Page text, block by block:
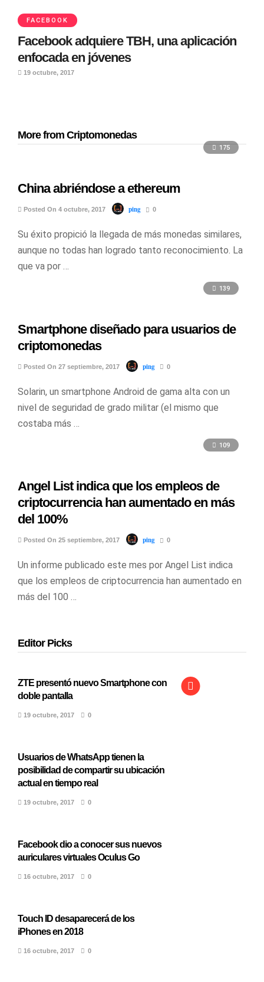
FACEBOOK
Facebook adquiere TBH, una aplicación
enfocada en jóvenes
19 octubre, 2017
More from Criptomonedas
175
China abriéndose a ethereum
Posted On 4 octubre, 2017 ping 0
Su éxito propició la llegada de más monedas similares,
aunque no todas han logrado tanto reconocimiento. La
que va por …
139
Smartphone diseñado para usuarios de
criptomonedas
Posted On 27 septiembre, 2017 ping 0
Solarin, un smartphone Android de gama alta con un
nivel de seguridad de grado militar (el mismo que
costaba más …
109
Angel List indica que los empleos de
criptocurrencia han aumentado en más
del 100%
Posted On 25 septiembre, 2017 ping 0
Un informe publicado este mes por Angel List indica
que los empleos de criptocurrencia han aumentado en
más del 100 …
Editor Picks
ZTE presentó nuevo Smartphone con
doble pantalla
19 octubre, 2017 0
Usuarios de WhatsApp tienen la
posibilidad de compartir su ubicación
actual en tiempo real
19 octubre, 2017 0
Facebook dio a conocer sus nuevos
auriculares virtuales Oculus Go
16 octubre, 2017 0
Touch ID desaparecerá de los
iPhones en 2018
16 octubre, 2017 0